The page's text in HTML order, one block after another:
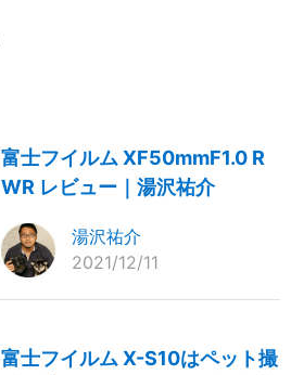
富士フイルム XF50mmF1.0 R
WR レビュー｜湯沢祐介
湯沢祐介
2021/12/11
富士フイルム X-S10はペット撮